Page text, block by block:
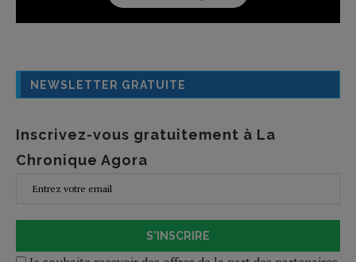
NEWSLETTER GRATUITE
Inscrivez-vous gratuitement à La
Chronique Agora
S'INSCRIRE